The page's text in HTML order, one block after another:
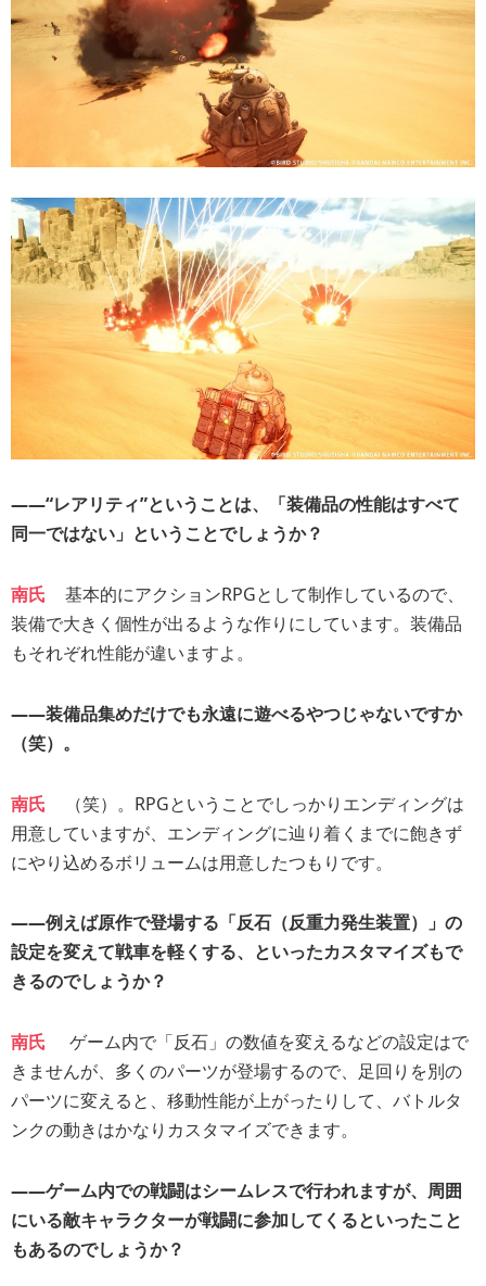
――“レアリティ”ということは、「装備品の性能はすべて
同一ではない」ということでしょうか？
南氏
基本的にアクションRPGとして制作しているので、
装備で大きく個性が出るような作りにしています。装備品
もそれぞれ性能が違いますよ。
――装備品集めだけでも永遠に遊べるやつじゃないですか
（笑）。
南氏
（笑）。RPGということでしっかりエンディングは
用意していますが、エンディングに辿り着くまでに飽きず
にやり込めるボリュームは用意したつもりです。
――例えば原作で登場する「反石（反重力発生装置）」の
設定を変えて戦車を軽くする、といったカスタマイズもで
きるのでしょうか？
南氏
ゲーム内で「反石」の数値を変えるなどの設定はで
きませんが、多くのパーツが登場するので、足回りを別の
パーツに変えると、移動性能が上がったりして、バトルタ
ンクの動きはかなりカスタマイズできます。
――ゲーム内での戦闘はシームレスで行われますが、周囲
にいる敵キャラクターが戦闘に参加してくるといったこと
もあるのでしょうか？